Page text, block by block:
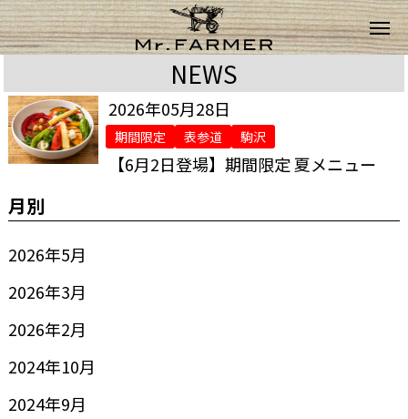
NEWS
2026年05月28日
期間限定 表参道 駒沢
【6月2日登場】期間限定 夏メニュー
月別
2026年5月
2026年3月
2026年2月
2024年10月
2024年9月